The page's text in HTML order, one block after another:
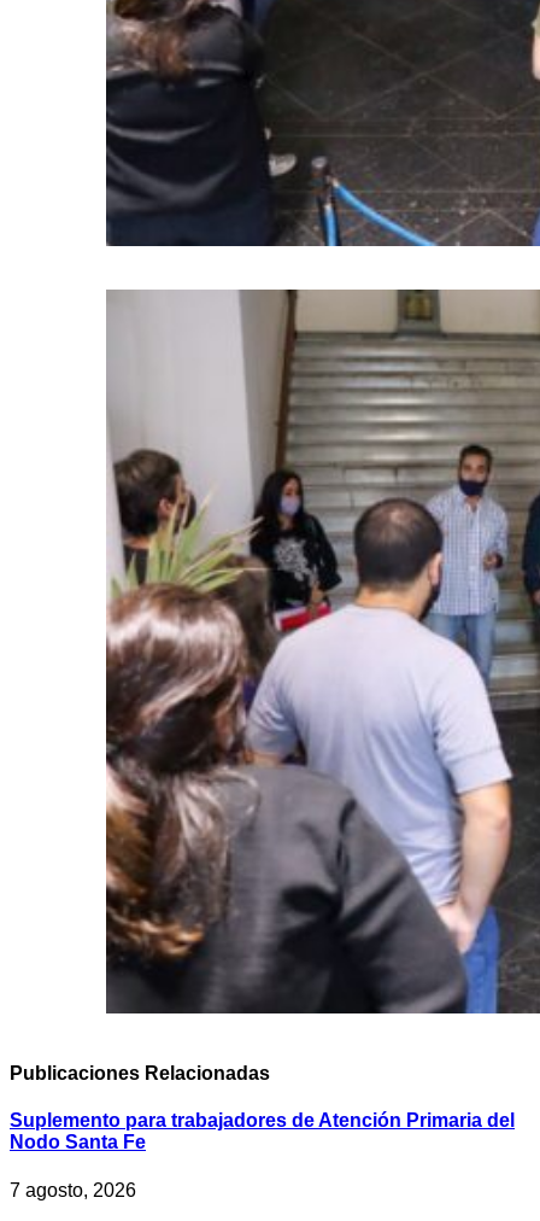
Publicaciones Relacionadas
Suplemento para trabajadores de Atención Primaria del
Nodo Santa Fe
7 agosto, 2026